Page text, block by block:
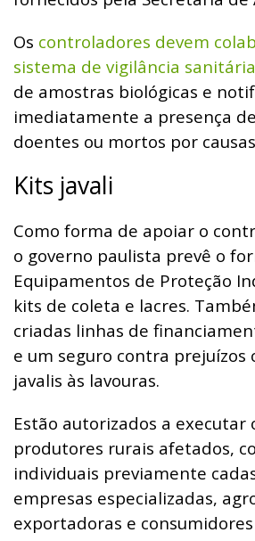
Os controladores devem
sistema de vigilância sanitária
de amostras biológicas e
imediatamente a presença
doentes ou mortos por
Kits javali
Como forma de apoiar o
o governo paulista prevê o
Equipamentos de Proteção
kits de coleta e lacres.
criadas linhas de
e um seguro contra prejuízos
javalis às lavouras.
Estão autorizados a executar
produtores rurais afetados,
individuais previamente
empresas especializadas,
exportadoras e